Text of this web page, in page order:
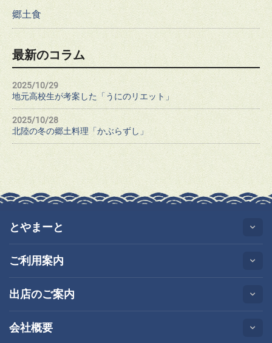
郷土食
最新のコラム
2025/10/29
地元高校生が考案した「うにのリエット」
2025/10/28
北陸の冬の郷土料理「かぶらずし」
とやまーと
ご利用案内
出店のご案内
会社概要